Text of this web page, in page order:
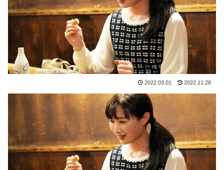
2022.03.01 2022.11.28